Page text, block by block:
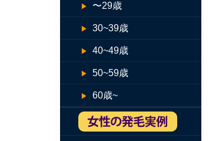
〜29歳
30~39歳
40~49歳
50~59歳
60歳~